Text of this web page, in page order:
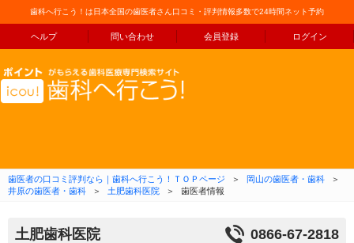
歯科へ行こう！は日本全国の歯医者さん口コミ・評判情報多数で24時間ネット予約
ヘルプ 問い合わせ 会員登録 ログイン
コンテンツへ移動
歯医者の口コミ評判なら｜歯科へ行こう！ＴＯＰページ ＞ 岡山の歯医者・歯科
＞
井原の歯医者・歯科
＞ 土肥歯科医院 ＞ 歯医者情報
土肥歯科医院 0866-67-2818